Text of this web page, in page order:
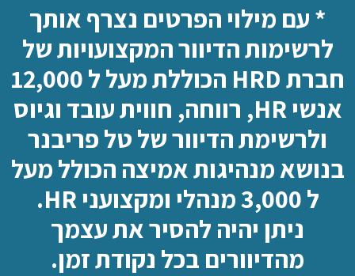
* עם מילוי הפרטים נצרף אותך
לרשימות הדיוור המקצועויות של
חברת HRD הכוללת מעל ל 12,000
אנשי HR, רווחה, חווית עובד וגיוס
ולרשימת הדיוור של טל פריבנר
בנושא מנהיגות אמיצה הכולל מעל
ל 3,000 מנהלי ומקצועני HR.
ניתן יהיה להסיר את עצמך
מהדיוורים בכל נקודת זמן.